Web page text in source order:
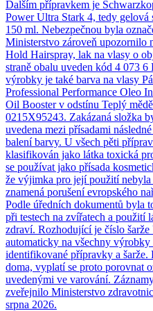
Dalším přípravkem je
Power Ultra Stark 4, tedy gelová
150 ml. Nebezpečnou byla
Ministerstvo zároveň upozornilo
Hold Hairspray, lak na vlasy o
straně obalu uveden kód 4 073
výrobky je také barva na vlasy
Professional Performance Oleo
Oil Booster v odstínu Teplý
0215X95243. Zakázaná složka
uvedena mezi přísadami
balení barvy. U všech pěti
klasifikován jako látka toxická
se používat jako přísada
že výjimka pro její použití
znamená porušení evropského
Podle úředních dokumentů byla
při testech na zvířatech a použití
zdraví. Rozhodující je číslo
automaticky na všechny výrobky
identifikované přípravky a šarže.
doma, vyplatí se proto porovnat
uvedenými ve varování.
zveřejnilo Ministerstvo
srpna 2026.